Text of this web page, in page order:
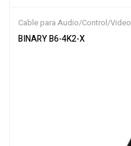
Cable para Audio/Control/Video
BINARY B6-4K2-X